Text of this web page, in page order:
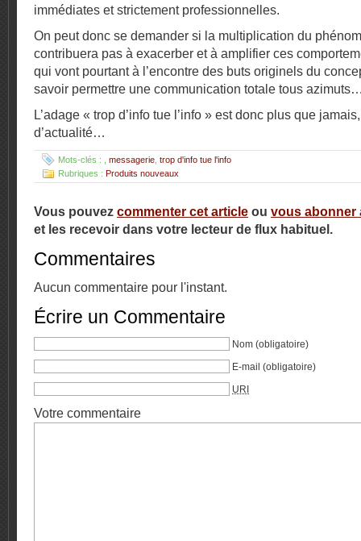
immédiates et strictement professionnelles.
On peut donc se demander si la multiplication du
contribuera pas à exacerber et à amplifier ces
qui vont pourtant à l’encontre des buts originels du
savoir permettre une communication totale tous
L’adage « trop d’info tue l’info » est donc plus que
d’actualité…
Mots-clés : messagerie trop d'info tue l'info
Rubriques : Produits nouveaux
Vous pouvez commenter cet article ou vous abonner
et les recevoir dans votre lecteur de flux habituel.
Commentaires
Aucun commentaire pour l'instant.
Écrire un Commentaire
Nom (obligatoire)
E-mail (obligatoire)
URI
Votre commentaire